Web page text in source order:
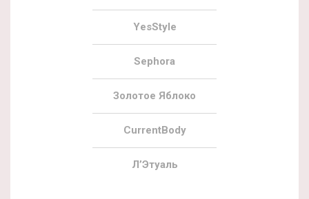
YesStyle
Sephora
Золотое Яблоко
CurrentBody
Л’Этуаль